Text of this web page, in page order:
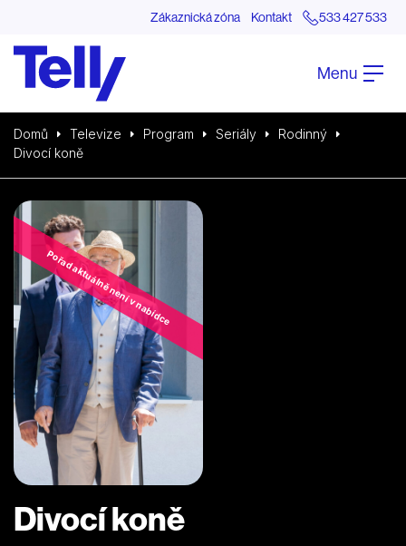
Zákaznická zóna Kontakt 533 427 533
Menu
Domů Televize Program Seriály
Rodinný
Divocí koně
Pořad aktuálně není v nabídce
Divocí koně